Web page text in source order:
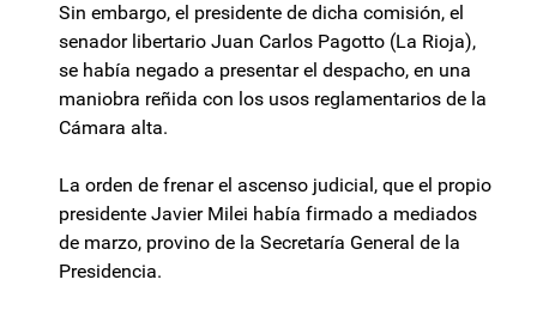
Sin embargo, el presidente de dicha comisión, el
senador libertario Juan Carlos Pagotto (La Rioja),
se había negado a presentar el despacho, en una
maniobra reñida con los usos reglamentarios de la
Cámara alta.
La orden de frenar el ascenso judicial, que el propio
presidente Javier Milei había firmado a mediados
de marzo, provino de la Secretaría General de la
Presidencia.